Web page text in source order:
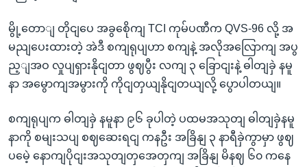
မွို့တောျ တိုငျပေ အခွစေိုကျ TCI ကုမ်ပဏီက QVS-96 လို့ အ
မညျပေးထားတဲ့ အဲဒီ စကျရုပျဟာ စကျနဲ့ အလိုအလြောကျ အပွ
ည့ျအဝ လှုပျရှားနိုငျတာ ဖွဈပွီး လကျ ၃ ခြောငျးနဲ့ ဓါတျခှဲ နမူ
နာ အမွောကျအမွားကို ကိုငျတှယျနိုငျတယျလို့ ပွောပါတယျ။
စကျရုပျက ဓါတျခှဲ နမူနာ ၉၆ ခုပါတဲ့ ပထမအသုတျ ဓါတျခှဲနမူ
နာကို စမျးသပျ စဈဆေးရငျ ကနဦး အခြိနျ ၃ နာရီခှဲကွာမှာ ဖွဈ
ပမေဲ့ နောကျပိုငျးအသုတျတှအေတှကျ အခြိနျ မိနဈ ၆၀ ကနေ